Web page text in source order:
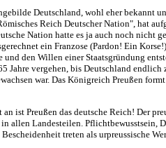
Deutschland, wohl eher bekannt
Reich Deutscher Nation", hat
Nation hatte es ja auch noch nicht
ein Franzose (Pardon! Ein
und den Willen einer Staatsgründung
Jahre vergehen, bis Deutschland endlich
war. Das Königreich Preußen
an ist Preußen das deutsche Reich! Der
allen Landesteilen. Pflichtbewusstsein,
treten als urpreussische